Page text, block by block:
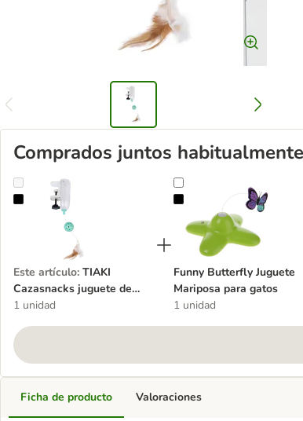
Comprados juntos habitualmente
TIAKI Cazasnacks juguete de inteligencia para gatos
Este artículo: TIAKI
Cazasnacks juguete de
inteligencia para gatos
1 unidad
Funny Butterfly Juguete
Funny Butterfly Juguete
Mariposa para gatos
1 unidad
Ficha de producto Valoraciones